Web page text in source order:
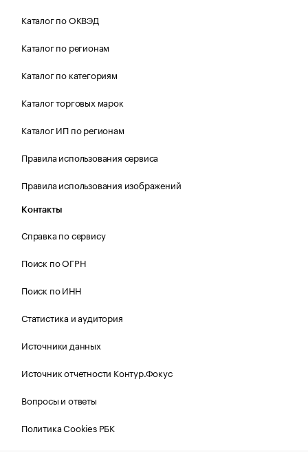
Каталог по ОКВЭД
Каталог по регионам
Каталог по категориям
Каталог торговых марок
Каталог ИП по регионам
Правила использования сервиса
Правила использования изображений
Контакты
Справка по сервису
Поиск по ОГРН
Поиск по ИНН
Статистика и аудитория
Источники данных
Источник отчетности Контур.Фокус
Вопросы и ответы
Политика Cookies РБК